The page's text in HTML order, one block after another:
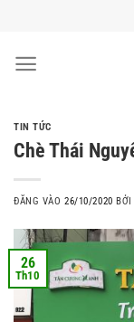
nội
TIN TỨC
Chè Thái
ĐĂNG VÀO26/10/2020
26
Th10